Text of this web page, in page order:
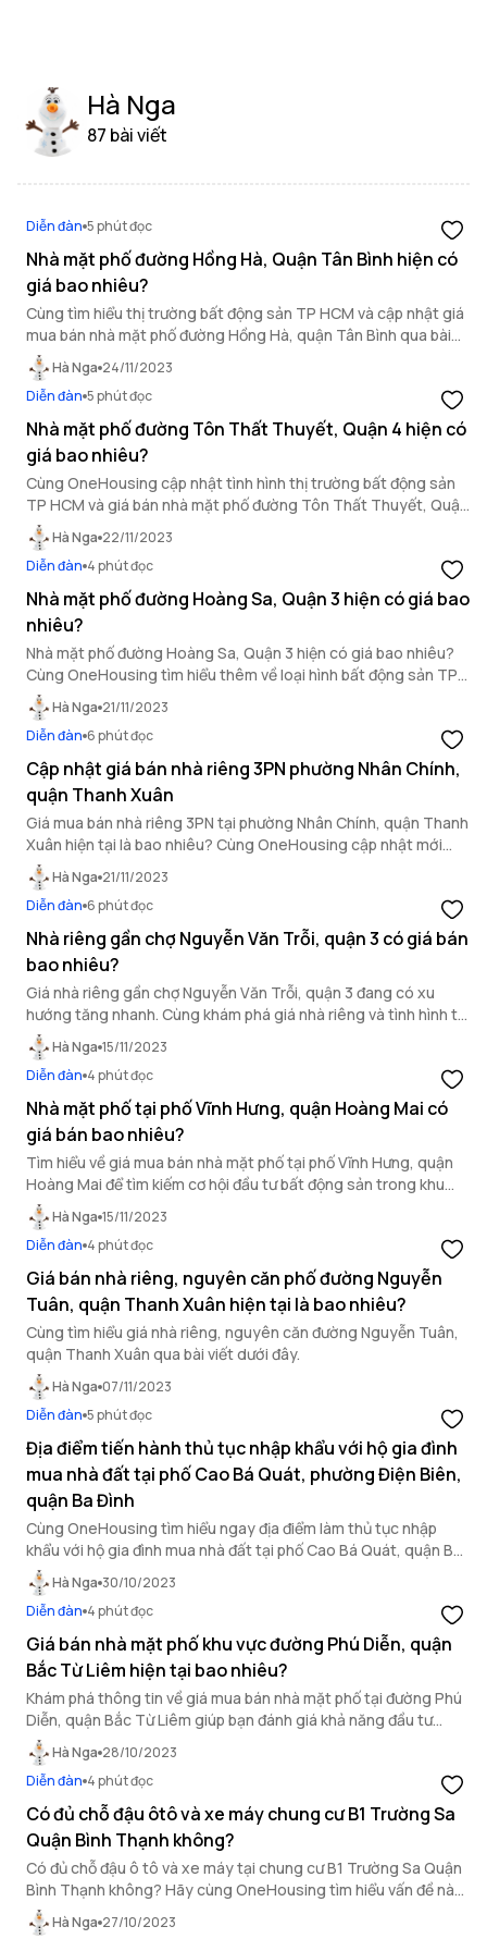
Hà Nga
87 bài viết
Diễn đàn 5 phút đọc
Nhà mặt phố đường Hồng Hà, Quận Tân Bình hiện có
giá bao nhiêu?
Cùng tìm hiểu thị trường bất động sản TP HCM và cập nhật giá
mua bán nhà mặt phố đường Hồng Hà, quận Tân Bình qua bài
viết dưới đây của OneHousing!
Hà Nga 24/11/2023
Diễn đàn 5 phút đọc
Nhà mặt phố đường Tôn Thất Thuyết, Quận 4 hiện có
giá bao nhiêu?
Cùng OneHousing cập nhật tình hình thị trường bất động sản
TP HCM và giá bán nhà mặt phố đường Tôn Thất Thuyết, Quận
4 qua bài viết sau!
Hà Nga 22/11/2023
Diễn đàn 4 phút đọc
Nhà mặt phố đường Hoàng Sa, Quận 3 hiện có giá bao
nhiêu?
Nhà mặt phố đường Hoàng Sa, Quận 3 hiện có giá bao nhiêu?
Cùng OneHousing tìm hiểu thêm về loại hình bất động sản TP
HCM này trong bài viết dưới đây.
Hà Nga 21/11/2023
Diễn đàn 6 phút đọc
Cập nhật giá bán nhà riêng 3PN phường Nhân Chính,
quận Thanh Xuân
Giá mua bán nhà riêng 3PN tại phường Nhân Chính, quận Thanh
Xuân hiện tại là bao nhiêu? Cùng OneHousing cập nhật mới
nhất giá bất động sản quận Thanh Xuân qua bài viết sau.
Hà Nga 21/11/2023
Diễn đàn 6 phút đọc
Nhà riêng gần chợ Nguyễn Văn Trỗi, quận 3 có giá bán
bao nhiêu?
Giá nhà riêng gần chợ Nguyễn Văn Trỗi, quận 3 đang có xu
hướng tăng nhanh. Cùng khám phá giá nhà riêng và tình hình thị
trường nhà riêng trong khu vực tiềm năng này.
Hà Nga 15/11/2023
Diễn đàn 4 phút đọc
Nhà mặt phố tại phố Vĩnh Hưng, quận Hoàng Mai có
giá bán bao nhiêu?
Tìm hiểu về giá mua bán nhà mặt phố tại phố Vĩnh Hưng, quận
Hoàng Mai để tìm kiếm cơ hội đầu tư bất động sản trong khu
vực này.
Hà Nga 15/11/2023
Diễn đàn 4 phút đọc
Giá bán nhà riêng, nguyên căn phố đường Nguyễn
Tuân, quận Thanh Xuân hiện tại là bao nhiêu?
Cùng tìm hiểu giá nhà riêng, nguyên căn đường Nguyễn Tuân,
quận Thanh Xuân qua bài viết dưới đây.
Hà Nga 07/11/2023
Diễn đàn 5 phút đọc
Địa điểm tiến hành thủ tục nhập khẩu với hộ gia đình
mua nhà đất tại phố Cao Bá Quát, phường Điện Biên,
quận Ba Đình
Cùng OneHousing tìm hiểu ngay địa điểm làm thủ tục nhập
khẩu với hộ gia đình mua nhà đất tại phố Cao Bá Quát, quận Ba
Đình.
Hà Nga 30/10/2023
Diễn đàn 4 phút đọc
Giá bán nhà mặt phố khu vực đường Phú Diễn, quận
Bắc Từ Liêm hiện tại bao nhiêu?
Khám phá thông tin về giá mua bán nhà mặt phố tại đường Phú
Diễn, quận Bắc Từ Liêm giúp bạn đánh giá khả năng đầu tư
trong khu vực này.
Hà Nga 28/10/2023
Diễn đàn 4 phút đọc
Có đủ chỗ đậu ôtô và xe máy chung cư B1 Trường Sa
Quận Bình Thạnh không?
Có đủ chỗ đậu ô tô và xe máy tại chung cư B1 Trường Sa Quận
Bình Thạnh không? Hãy cùng OneHousing tìm hiểu vấn đề này
ngay trong bài viết dưới đây.
Hà Nga 27/10/2023